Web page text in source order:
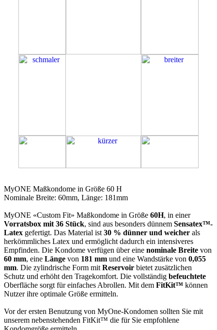
MyONE Maßkondome in Größe 60 H
Nominale Breite: 60mm, Länge: 181mm
MyONE «Custom Fit» Maßkondome in Größe 60H, in einer
Vorratsbox mit 36 Stück, sind aus besonders dünnem Sensatex™-
Latex gefertigt. Das Material ist 30 % dünner und weicher als
herkömmliches Latex und ermöglicht dadurch ein intensiveres
Empfinden. Die Kondome verfügen über eine nominale Breite von
60 mm, eine Länge von 181 mm und eine Wandstärke von 0,055
mm. Die zylindrische Form mit Reservoir bietet zusätzlichen
Schutz und erhöht den Tragekomfort. Die vollständig befeuchtete
Oberfläche sorgt für einfaches Abrollen. Mit dem FitKit™ können
Nutzer ihre optimale Größe ermitteln.
Vor der ersten Benutzung von MyOne-Kondomen sollten Sie mit
unserem nebenstehenden FitKit™ die für Sie empfohlene